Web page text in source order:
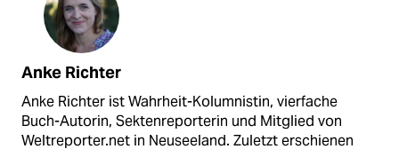
Anke Richter
Anke Richter ist Wahrheit-Kolumnistin, vierfache
Buch-Autorin, Sektenreporterin und Mitglied von
Weltreporter.net in Neuseeland. Zuletzt erschienen